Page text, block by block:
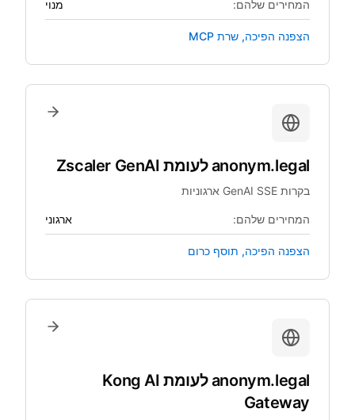
המחירים שלהם: מנוי
הצפנה הפיכה, שרת MCP
anonym.legal לעומת Zscaler GenAI
בקרות GenAI SSE ארגוניות
המחירים שלהם: ארגוני
הצפנה הפיכה, תוסף כרום
anonym.legal לעומת Kong AI
Gateway